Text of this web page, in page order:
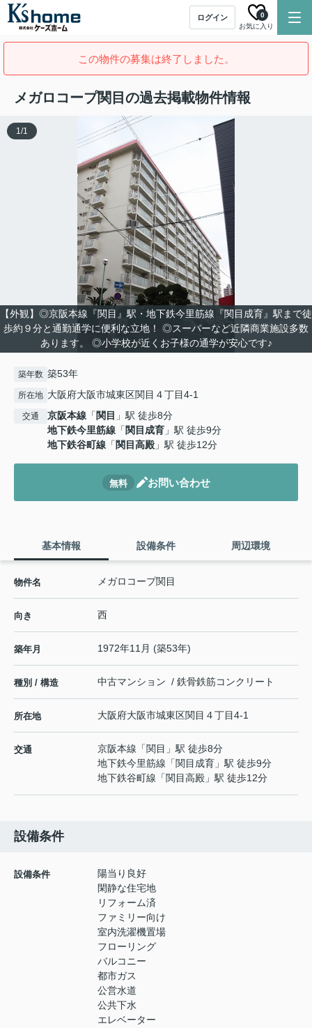
ログイン
お気に入り
0
この物件の募集は終了しました。
メガロコープ関目の過去掲載物件情報
【外観】◎京阪本線『関目』駅・地下鉄今里筋線『関目成育』駅まで徒
歩約９分と通勤通学に便利な立地！ ◎スーパーなど近隣商業施設多数
あります。 ◎小学校が近くお子様の通学が安心です♪
1/1
築年数 築53年
所在地 大阪府大阪市城東区関目４丁目4-1
交通 京阪本線 「 関目 」駅 徒歩8分
地下鉄今里筋線 「 関目成育 」駅 徒歩9分
地下鉄谷町線 「 関目高殿 」駅 徒歩12分
無料 お問い合わせ
基本情報 設備条件 周辺環境
物件名 メガロコープ関目
向き 西
築年月 1972年11月 (築53年)
種別 / 構造 中古マンション / 鉄骨鉄筋コンクリート
所在地 大阪府大阪市城東区関目 ４丁目4-1
交通 京阪本線 「関目 」駅 徒歩8分
地下鉄今里筋線 「関目成育 」駅 徒歩9分
地下鉄谷町線 「関目高殿 」駅 徒歩12分
設備条件
設備条件
陽当り良好
閑静な住宅地
リフォーム済
ファミリー向け
室内洗濯機置場
フローリング
バルコニー
都市ガス
公営水道
公共下水
エレベーター